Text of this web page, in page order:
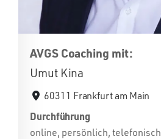
AVGS Coaching mit:
Umut Kina
60311 Frankfurt am Main
Durchführung
online, persönlich, telefonisch